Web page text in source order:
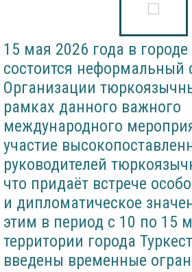
15 мая 2026 года в городе
состоится неформальный
Организации
рамках данного важного
международного
участие
руководителей
что придаёт встрече
и дипломатическое
этим в период с 10 по 15
территории города
введены временные